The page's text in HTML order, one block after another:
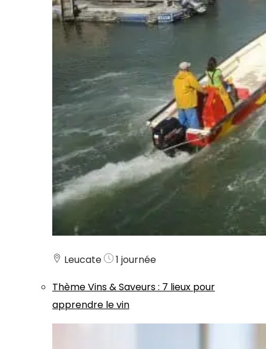
Leucate
1 journée
ThèmeVins & Saveurs: 7 lieux pour
apprendre le vin